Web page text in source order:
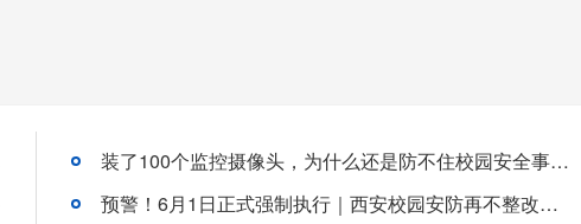
装了100个监控摄像头，为什么还是防不住校园安全事件？
预警！6月1日正式强制执行｜西安校园安防再不整改将直接问责